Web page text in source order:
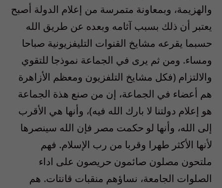
والهزيمة، وبمعاونة متمرسة من إعلام الدولة أصبح
يعتبر أن ذلك بسبب آثامه وبعده عن طريق الله
حسبما يقرعه مشايخ القنوات التليفزيونية صباحا
ومساء. ومن ثم يرى في الجماعة نموذجا للتقوي
والالتزام (فكل مشايخ التلفزيون ومعظم الأزاهرة
هم أعضاء في الجماعة، إن من صنع هذة الجماعة
هو إعلام دولتنا لا بارك الله فيه)، وأنها هي الأقرب
إلى الله، وأنها لو حكمت مصر فإن الله سينصرها
لأنها الأكثر طهرا وقربا من رب الإسلام. فهم
ملتحون مصلون صائمون حريصون على اداء
الصلوات الجامعة، نساؤهم منقبات قانتات. هم